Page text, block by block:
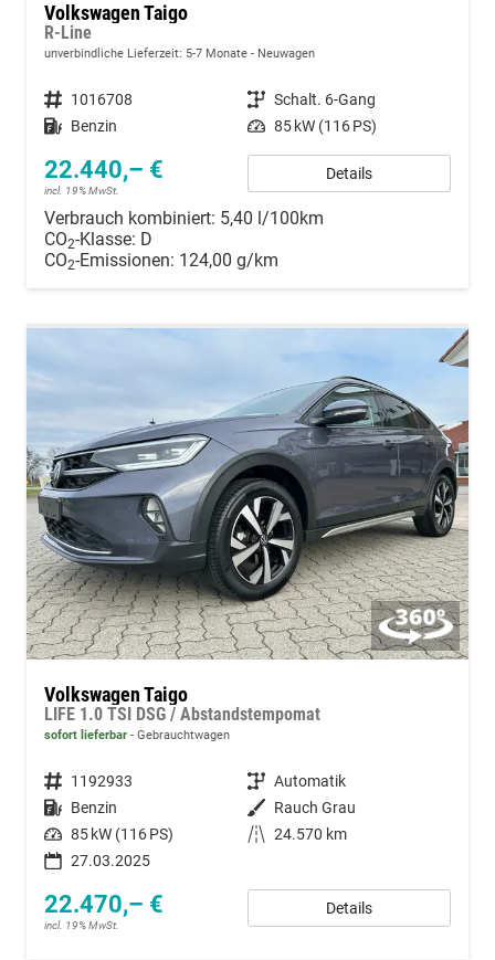
Volkswagen Taigo
R-Line
unverbindliche Lieferzeit: 5-7 Monate Neuwagen
Fahrzeugnummer 1016708 Getriebe Schalt. 6-Gang
Kraftstoff Benzin Leistung 85 kW (116 PS)
22.440,– €
incl. 19% MwSt.
Details
Verbrauch kombiniert: 5,40 l/100km
CO2-Klasse: D
CO2-Emissionen: 124,00 g/km
Volkswagen Taigo
LIFE 1.0 TSI DSG / Abstandstempomat
sofort lieferbar Gebrauchtwagen
Fahrzeugnummer 1192933 Getriebe Automatik
Kraftstoff Benzin Außenfarbe Rauch Grau
Leistung 85 kW (116 PS) Kilometerstand 24.570 km
27.03.2025
22.470,– €
incl. 19% MwSt.
Details